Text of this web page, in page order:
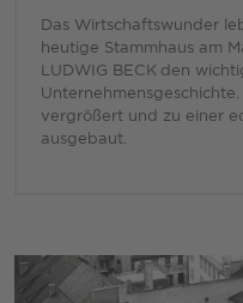
Das Wirtschaftswunder
heutige Stammhaus am
LUDWIG BECK den
vergrößert und zu einer
ausgebaut.